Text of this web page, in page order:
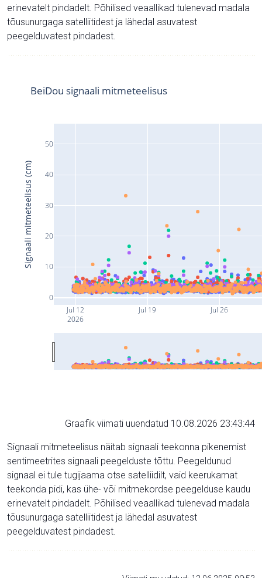
erinevatelt pindadelt. Põhilised veaallikad tulenevad madala
tõusunurgaga satelliitidest ja lähedal asuvatest
peegelduvatest pindadest.
Jul 12
2026
Jul 19 Jul 26
0
10
20
30
40
50
BeiDou signaali mitmeteelisus
Signaali mitmeteelisus (cm)
Graafik viimati uuendatud 10.08.2026 23:43:44
Signaali mitmeteelisus näitab signaali teekonna pikenemist
sentimeetrites signaali peegelduste tõttu. Peegeldunud
signaal ei tule tugijaama otse satelliidilt, vaid keerukamat
teekonda pidi, kas ühe- või mitmekordse peegelduse kaudu
erinevatelt pindadelt. Põhilised veaallikad tulenevad madala
tõusunurgaga satelliitidest ja lähedal asuvatest
peegelduvatest pindadest.